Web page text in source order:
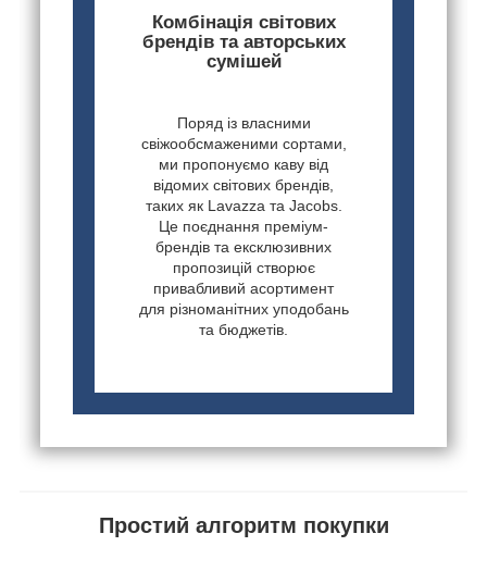
Комбінація світових
брендів та авторських
сумішей
Поряд із власними
свіжообсмаженими сортами,
ми пропонуємо каву від
відомих світових брендів,
таких як Lavazza та Jacobs.
Це поєднання преміум-
брендів та ексклюзивних
пропозицій створює
привабливий асортимент
для різноманітних уподобань
та бюджетів.
Простий алгоритм покупки